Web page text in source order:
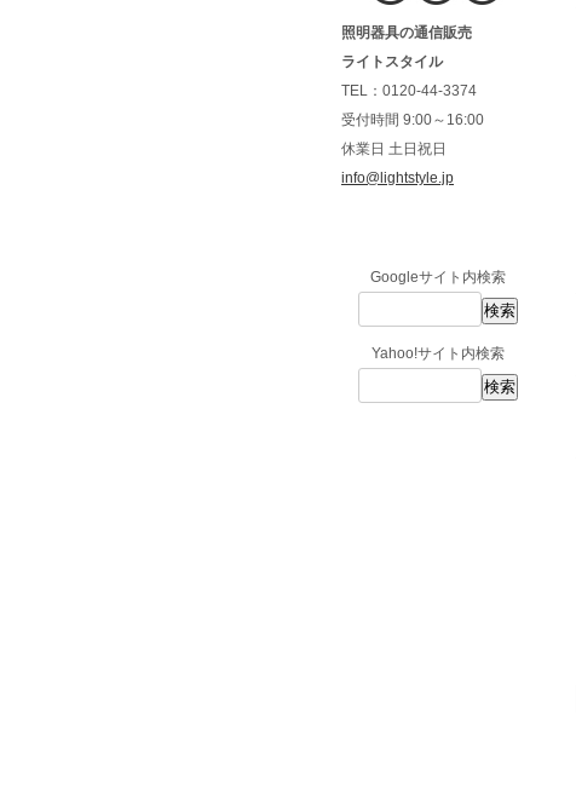
照明器具の通信販売
ライトスタイル
TEL：0120-44-3374
受付時間 9:00～16:00
休業日 土日祝日
info@lightstyle.jp
Googleサイト内検索
Yahoo!サイト内検索